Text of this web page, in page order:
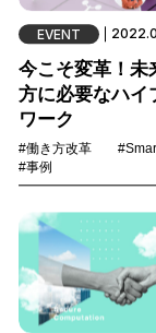
EVENT
今こそ変革！未
方に必要なハイ
ワーク
#働き方改革
#事例